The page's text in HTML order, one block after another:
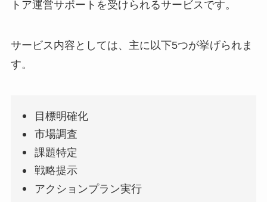
トア運営サポートを受けられるサービスです。
サービス内容としては、主に以下5つが挙げられま
す。
目標明確化
市場調査
課題特定
戦略提示
アクションプラン実行